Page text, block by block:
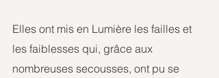
Elles ont mis en Lumière les failles et
les faiblesses qui, grâce aux
nombreuses secousses, ont pu se